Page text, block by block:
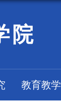
院
教育教学